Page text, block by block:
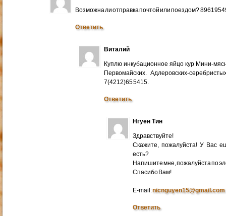
Возможна ли отправка почтой или поездом?
Ответить
Виталий
Куплю инкубационное яйцо кур Мини-
Первомайских. Адлеровских-
7(4212)65 5415.
Ответить
Нгуен Тин
Здравствуйте!
Скажите, пожалуйста! У Вас
есть?
Напишите мне, пожалуйста по
Cпасибо Вам!
E-mail:nicnguyen15@gmail.com
Ответить